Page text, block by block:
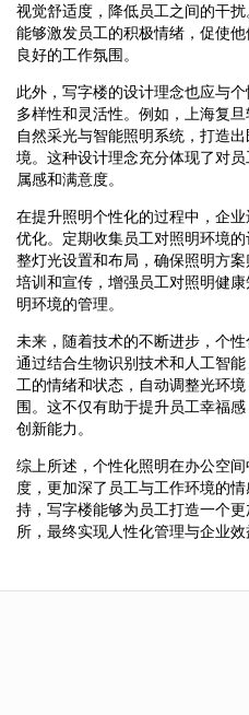
视觉舒适度，降低员工之间的干
能够激发员工的积极情绪，促使
良好的工作氛围。
此外，写字楼的设计理念也应与
多样性和灵活性。例如，上海复
自然采光与智能照明系统，打造
境。这种设计理念充分体现了对
属感和满意度。
在提升照明个性化的过程中，企
优化。定期收集员工对照明环境
整灯光设置和布局，确保照明方
培训和宣传，增强员工对照明健
明环境的管理。
未来，随着技术的不断进步，个性
通过结合生物识别技术和人工智
工的情绪和状态，自动调整光环
围。这不仅有助于提升员工幸福
创新能力。
综上所述，个性化照明在办公空
度，更加深了员工与工作环境的
持，写字楼能够为员工打造一个
所，最终实现人性化管理与企业效